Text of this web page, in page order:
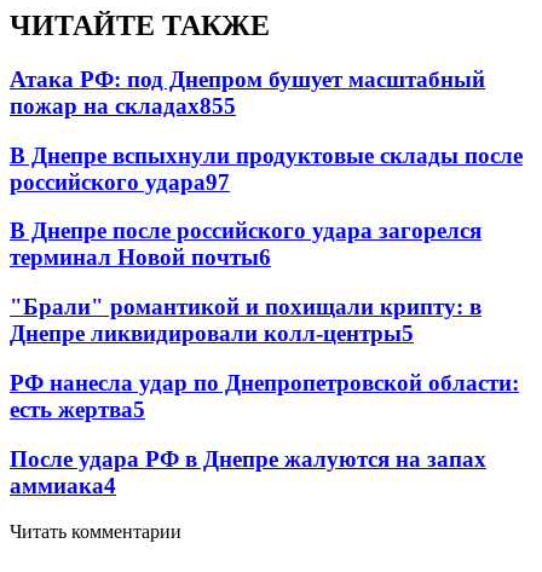
ЧИТАЙТЕ ТАКЖЕ
Атака РФ: под Днепром бушует масштабный
пожар на складах855
В Днепре вспыхнули продуктовые склады после
российского удара97
В Днепре после российского удара загорелся
терминал Новой почты6
"Брали" романтикой и похищали крипту: в
Днепре ликвидировали колл-центры5
РФ нанесла удар по Днепропетровской области:
есть жертва5
После удара РФ в Днепре жалуются на запах
аммиака4
Читать комментарии